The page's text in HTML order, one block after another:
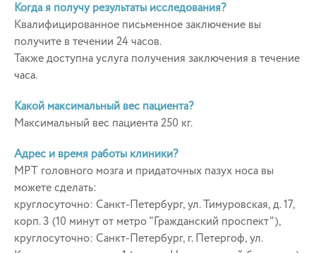
Когда я получу результаты исследования?
Квалифицированное письменное заключение вы
получите в течении 24 часов.
Также доступна услуга получения заключения в течение
часа.
Какой максимальный вес пациента?
Максимальный вес пациента 250 кг.
Адрес и время работы клиники?
МРТ головного мозга и придаточных пазух носа вы
можете сделать:
круглосуточно: Санкт-Петербург, ул. Тимуровская, д. 17,
корп. 3 (10 минут от метро "Гражданский проспект"),
круглосуточно: Санкт-Петербург, г. Петергоф, ул.